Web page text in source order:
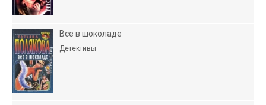
Все в шоколаде
Детективы